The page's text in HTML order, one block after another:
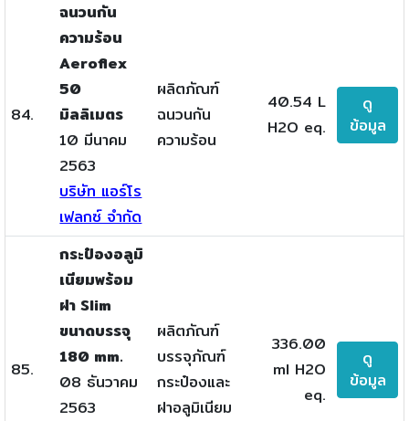
84.
ฉนวนกัน
ความร้อน
Aeroflex
50
มิลลิเมตร
10 มีนาคม
2563
บริษัท แอร์โร
เฟลกซ์ จำกัด
ผลิตภัณฑ์
ฉนวนกัน
ความร้อน
40.54 L
H2O eq.
ดู
ข้อมูล
85.
กระป๋องอลูมิ
เนียมพร้อม
ฝา Slim
ขนาดบรรจุ
180 mm.
08 ธันวาคม
2563
ผลิตภัณฑ์
บรรจุภัณฑ์
กระป๋องและ
ฝาอลูมิเนียม
336.00
ml H2O
eq.
ดู
ข้อมูล